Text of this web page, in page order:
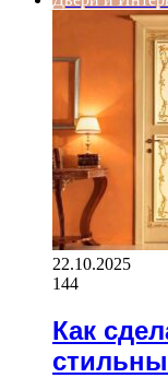
22.10.2025
144
Как